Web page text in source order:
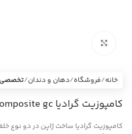
خانه فروشگاه دهان و دندان تخصصی
کامپوزیت گرادیا gradia composite gc
کامپوزیت گرادیا ساخت ژاپن در دو نوع